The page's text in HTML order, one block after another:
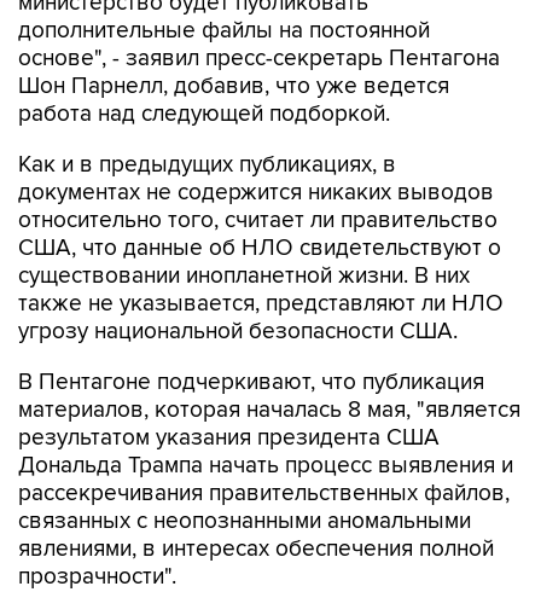
дополнительные файлы на постоянной
основе", - заявил пресс-секретарь Пентагона
Шон Парнелл, добавив, что уже ведется
работа над следующей подборкой.
Как и в предыдущих публикациях, в
документах не содержится никаких выводов
относительно того, считает ли правительство
США, что данные об НЛО свидетельствуют о
существовании инопланетной жизни. В них
также не указывается, представляют ли НЛО
угрозу национальной безопасности США.
В Пентагоне подчеркивают, что публикация
материалов, которая началась 8 мая, "является
результатом указания президента США
Дональда Трампа начать процесс выявления и
рассекречивания правительственных файлов,
связанных с неопознанными аномальными
явлениями, в интересах обеспечения полной
прозрачности".